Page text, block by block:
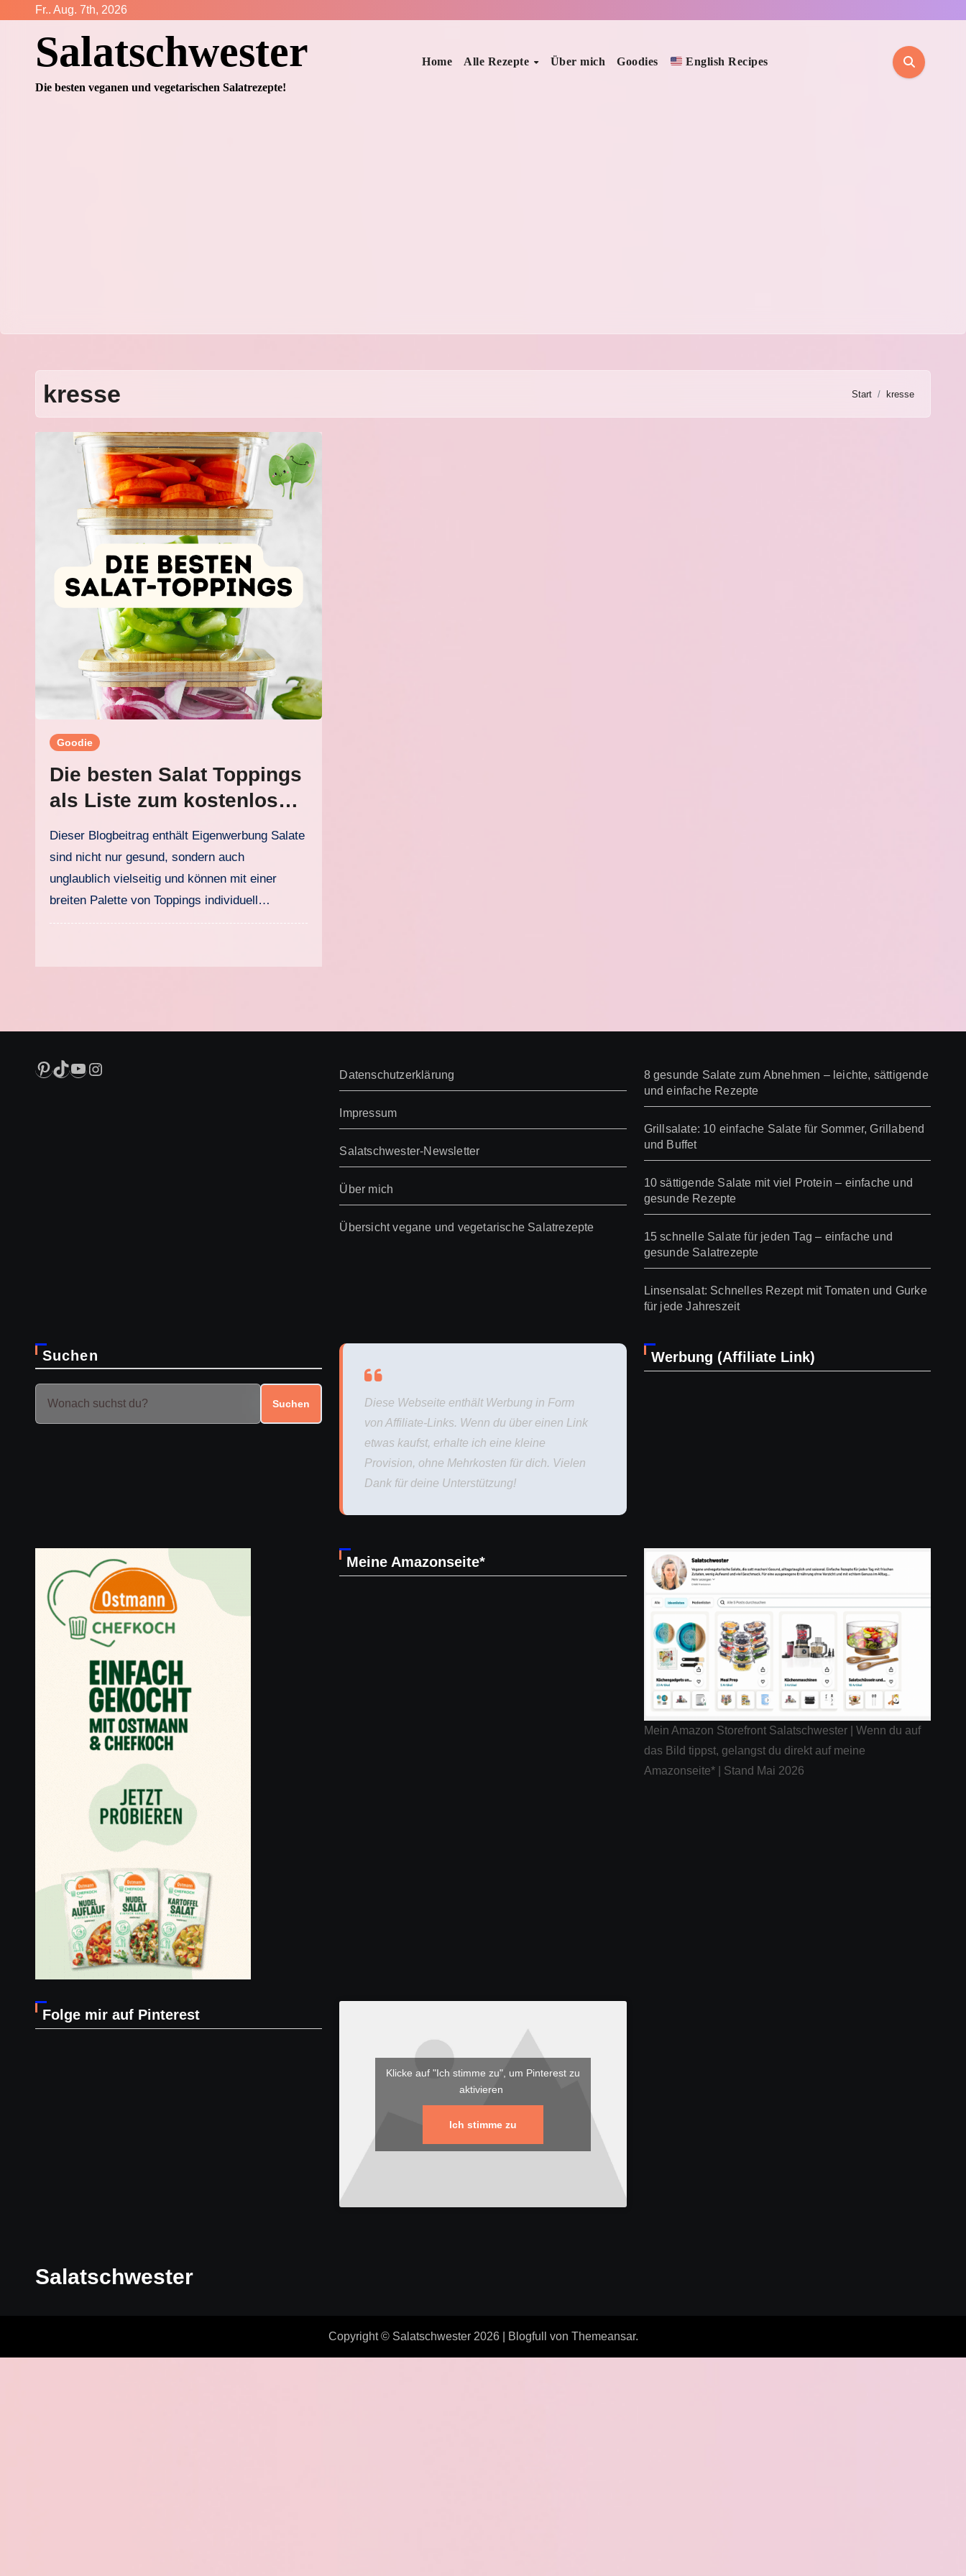
springen
Fr.. Aug. 7th, 2026
Salatschwester
Die besten veganen und vegetarischen Salatrezepte!
Home Alle Rezepte Über mich Goodies English Recipes
kresse Start kresse
Goodie
Die besten Salat Toppings
als Liste zum kostenlosen
Downloaden
Dieser Blogbeitrag enthält Eigenwerbung Salate
sind nicht nur gesund, sondern auch
unglaublich vielseitig und können mit einer
breiten Palette von Toppings individuell…
Pinterest
TikTok
YouTube
Instagram Datenschutzerklärung
Impressum
Salatschwester-Newsletter
Über mich
Übersicht vegane und vegetarische Salatrezepte
8 gesunde Salate zum Abnehmen – leichte, sättigende
und einfache Rezepte
Grillsalate: 10 einfache Salate für Sommer, Grillabend
und Buffet
10 sättigende Salate mit viel Protein – einfache und
gesunde Rezepte
15 schnelle Salate für jeden Tag – einfache und
gesunde Salatrezepte
Linsensalat: Schnelles Rezept mit Tomaten und Gurke
für jede Jahreszeit
Suchen
Suchen
Diese Webseite enthält Werbung in Form
von Affiliate-Links. Wenn du über einen Link
etwas kaufst, erhalte ich eine kleine
Provision, ohne Mehrkosten für dich. Vielen
Dank für deine Unterstützung!
Werbung (Affiliate Link)
Meine Amazonseite*
Mein Amazon Storefront Salatschwester | Wenn du auf
das Bild tippst, gelangst du direkt auf meine
Amazonseite* | Stand Mai 2026
Folge mir auf Pinterest
Klicke auf "Ich stimme zu", um Pinterest zu
aktivieren
Ich stimme zu
Salatschwester
Copyright © Salatschwester 2026 Blogfull von Themeansar.